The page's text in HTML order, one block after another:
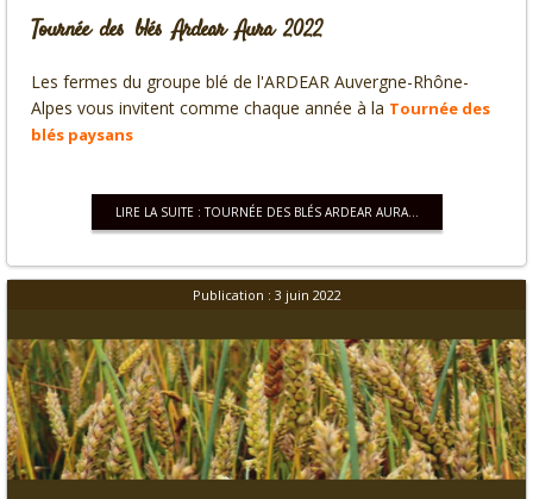
Tournée des blés Ardear Aura 2022
Les fermes du groupe blé de l'ARDEAR Auvergne-Rhône-
Alpes vous invitent comme chaque année à la Tournée des
blés paysans
LIRE LA SUITE : TOURNÉE DES BLÉS ARDEAR AURA...
Publication : 3 juin 2022